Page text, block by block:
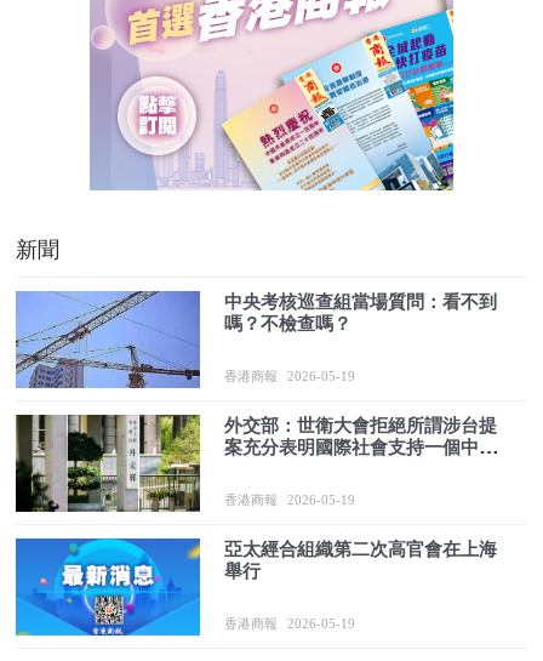
新聞
中央考核巡查組當場質問：看不到
嗎？不檢查嗎？
香港商報 2026-05-19
外交部：世衛大會拒絕所謂涉台提
案充分表明國際社會支持一個中國
香港商報 2026-05-19
亞太經合組織第二次高官會在上海
舉行
香港商報 2026-05-19